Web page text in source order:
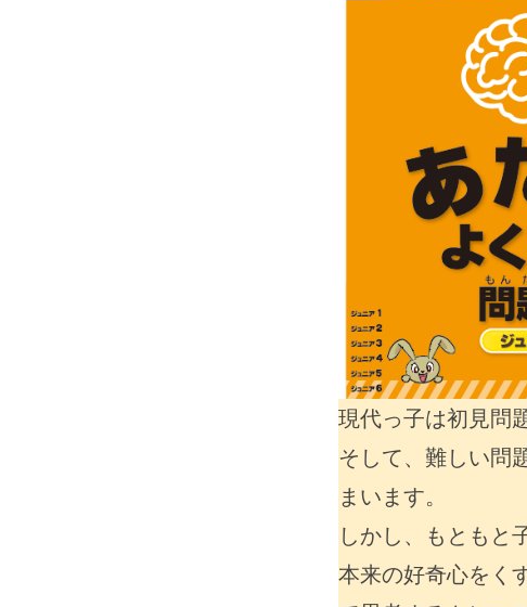
現代っ子は初見問
そして、難しい問
まいます。
しかし、もともと
本来の好奇心をく